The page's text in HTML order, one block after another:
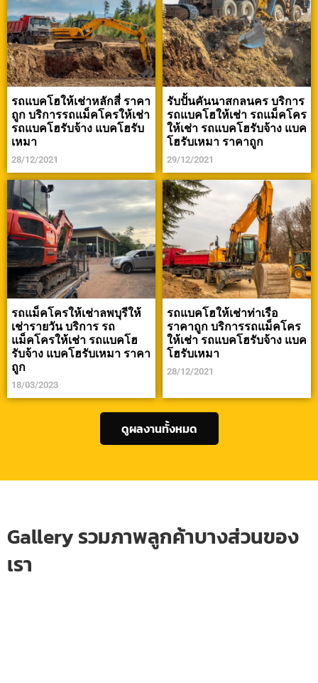
รถแบคโฮให้เช่าหลักสี่ ราคา
ถูก บริการรถแม็คโครให้เช่า
รถแบคโฮรับจ้าง แบคโฮรับ
เหมา
28/12/2021
รับปั้นคันนาสกลนคร บริการ
รถแบคโฮให้เช่า รถแม็คโคร
ให้เช่า รถแบคโฮรับจ้าง แบค
โฮรับเหมา ราคาถูก
29/12/2021
รถแม็คโครให้เช่าลพบุรีให้
เช่ารายวัน บริการ รถ
แม็คโครให้เช่า รถแบคโฮ
รับจ้าง แบคโฮรับเหมา ราคา
ถูก
18/03/2023
รถแบคโฮให้เช่าท่าเรือ
ราคาถูก บริการรถแม็คโคร
ให้เช่า รถแบคโฮรับจ้าง แบค
โฮรับเหมา
28/12/2021
ดูผลงานทั้งหมด
Gallery รวมภาพลูกค้าบางส่วนของ
เรา